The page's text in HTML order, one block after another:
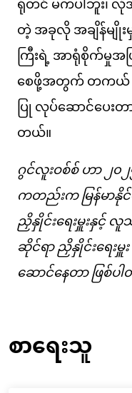
ရုံတင် မကပါဘူး၊ လို
တဲ့ အခုလို အချိန်မျို
ကြီးရဲ့ အာရုံစိုက်မှုအ
စေဖို့အတွက် တကယ်
ပြု လုပ်ဆောင်ပေ
တယ်။
ဂွင်လူးဝစ်စ် ဟာ ၂၀
ကတည်းက မြန်မာနို
ညှိနှိုင်းရေးမှူးနှင့် လူ
ဆိုင်ရာ ညှိနှိုင်းရေးမှူ
ဆောင်နေတာ ဖြစ်ပ
စာရေးသူ